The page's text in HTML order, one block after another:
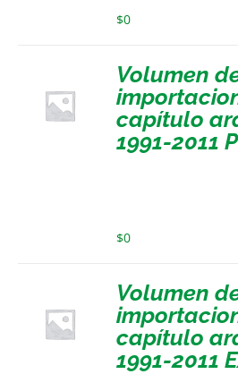
$0
Volumen
capítulo
1991-2011
$0
Volumen
capítulo
1991-2011